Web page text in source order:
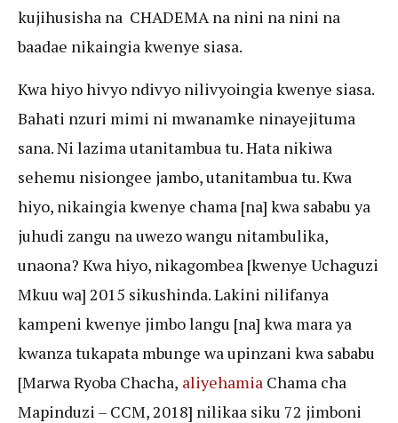
kujihusisha na CHADEMA na nini na nini na
baadae nikaingia kwenye siasa.
Kwa hiyo hivyo ndivyo nilivyoingia kwenye siasa.
Bahati nzuri mimi ni mwanamke ninayejituma
sana. Ni lazima utanitambua tu. Hata nikiwa
sehemu nisiongee jambo, utanitambua tu. Kwa
hiyo, nikaingia kwenye chama [na] kwa sababu ya
juhudi zangu na uwezo wangu nitambulika,
unaona? Kwa hiyo, nikagombea [kwenye Uchaguzi
Mkuu wa] 2015 sikushinda. Lakini nilifanya
kampeni kwenye jimbo langu [na] kwa mara ya
kwanza tukapata mbunge wa upinzani kwa sababu
[Marwa Ryoba Chacha, aliyehamia Chama cha
Mapinduzi – CCM, 2018] nilikaa siku 72 jimboni